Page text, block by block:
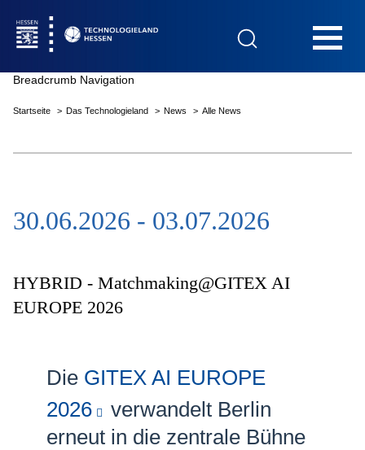
Das Technologieland
Innovationsfelder
Netzwerke
Breadcrumb Navigation
Startseite Das Technologieland News Alle News
30.06.2026 - 03.07.2026
HYBRID - Matchmaking@GITEX AI
EUROPE 2026
Die GITEX AI EUROPE
2026
verwandelt Berlin
erneut in die zentrale Bühne